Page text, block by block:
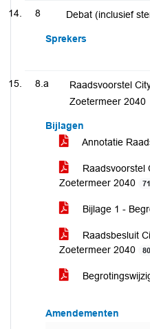
8 Debat (inclusief
Sprekers
8.a
Raadsvoorstel
Zoetermeer 2040
Bijlagen
Annotatie
Raadsvoorstel
Zoetermeer 2040
Bijlage 1 -
Raadsbesluit
Zoetermeer 2040
Amendementen